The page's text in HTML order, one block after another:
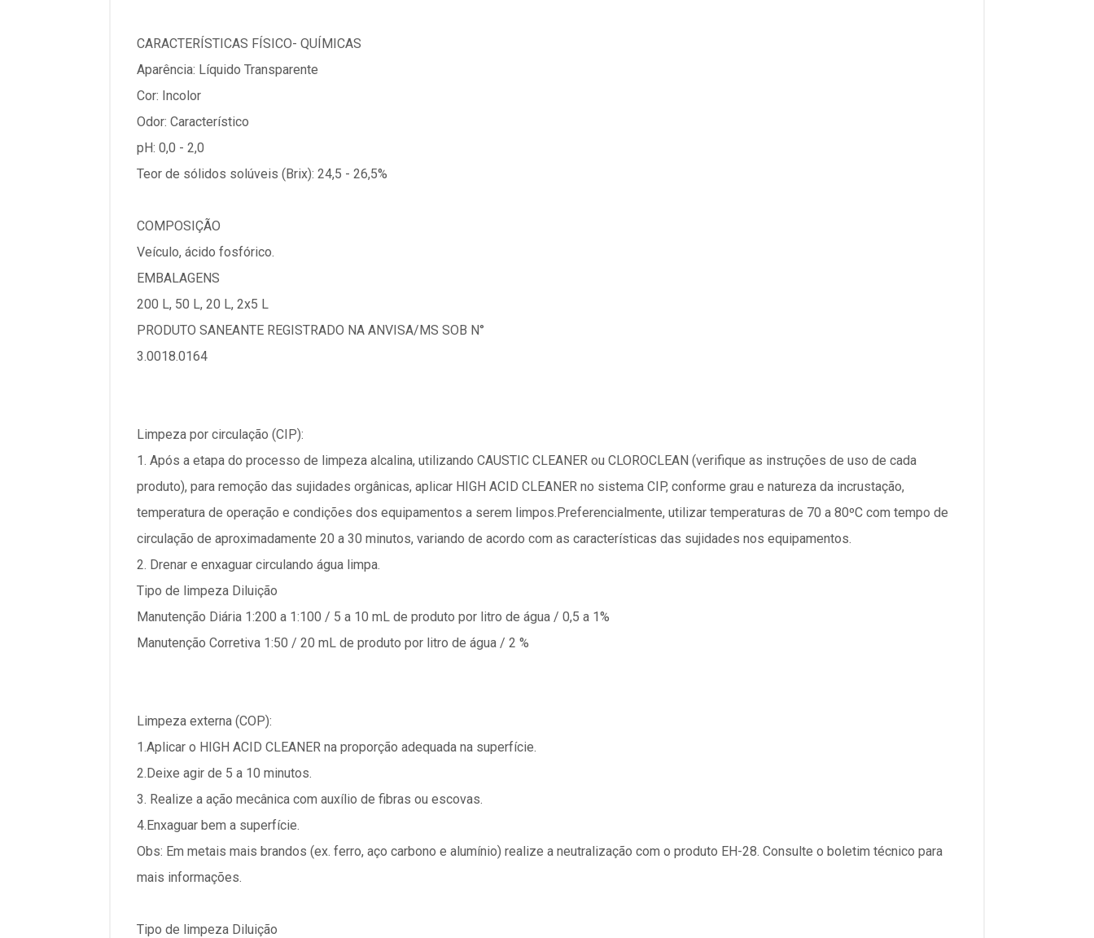
CARACTERÍSTICAS FÍSICO- QUÍMICAS
Aparência: Líquido Transparente
Cor: Incolor
Odor: Característico
pH: 0,0 - 2,0
Teor de sólidos solúveis (Brix): 24,5 - 26,5%
COMPOSIÇÃO
Veículo, ácido fosfórico.
EMBALAGENS
200 L, 50 L, 20 L, 2x5 L
PRODUTO SANEANTE REGISTRADO NA ANVISA/MS SOB N°
3.0018.0164
Limpeza por circulação (CIP):
1. Após a etapa do processo de limpeza alcalina, utilizando CAUSTIC CLEANER ou CLOROCLEAN (verifique as instruções de uso de cada
produto), para remoção das sujidades orgânicas, aplicar HIGH ACID CLEANER no sistema CIP, conforme grau e natureza da incrustação,
temperatura de operação e condições dos equipamentos a serem limpos.Preferencialmente, utilizar temperaturas de 70 a 80ºC com tempo de
circulação de aproximadamente 20 a 30 minutos, variando de acordo com as características das sujidades nos equipamentos.
2. Drenar e enxaguar circulando água limpa.
Tipo de limpeza Diluição
Manutenção Diária 1:200 a 1:100 / 5 a 10 mL de produto por litro de água / 0,5 a 1%
Manutenção Corretiva 1:50 / 20 mL de produto por litro de água / 2 %
Limpeza externa (COP):
1.Aplicar o HIGH ACID CLEANER na proporção adequada na superfície.
2.Deixe agir de 5 a 10 minutos.
3. Realize a ação mecânica com auxílio de fibras ou escovas.
4.Enxaguar bem a superfície.
Obs: Em metais mais brandos (ex. ferro, aço carbono e alumínio) realize a neutralização com o produto EH-28. Consulte o boletim técnico para
mais informações.
Tipo de limpeza Diluição